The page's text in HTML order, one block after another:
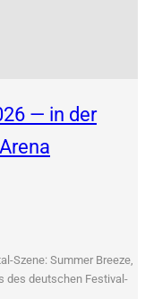
— in der
Sze­ne: Sum­mer Bree­ze,
des deut­schen Fes­ti­val­